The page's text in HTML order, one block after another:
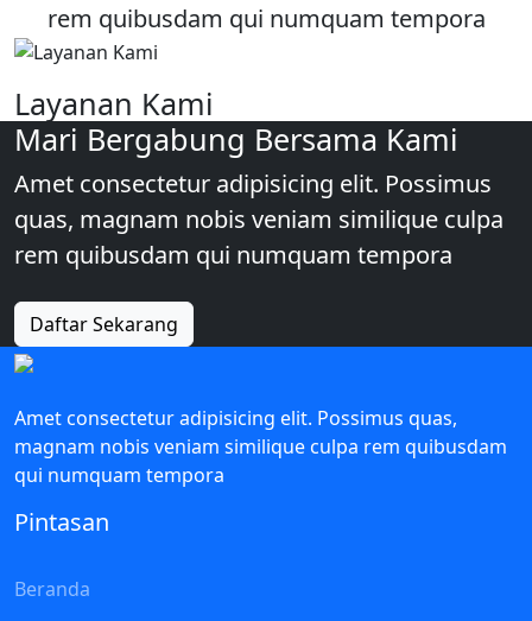
rem quibusdam qui numquam tempora
Layanan Kami
Mari Bergabung Bersama Kami
Amet consectetur adipisicing elit. Possimus
quas, magnam nobis veniam similique culpa
rem quibusdam qui numquam tempora
Daftar Sekarang
Amet consectetur adipisicing elit. Possimus quas,
magnam nobis veniam similique culpa rem quibusdam
qui numquam tempora
Pintasan
Beranda